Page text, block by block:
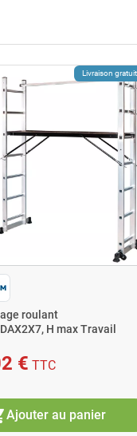
Livraison
roulant
H max Travail
€ TTC
Ajouter au panier